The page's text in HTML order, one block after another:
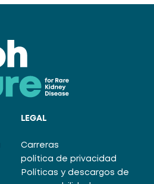
LEGAL
Carreras
política de privacidad
Políticas y descargos de